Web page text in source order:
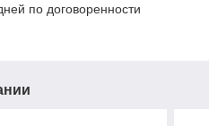
по договоренности